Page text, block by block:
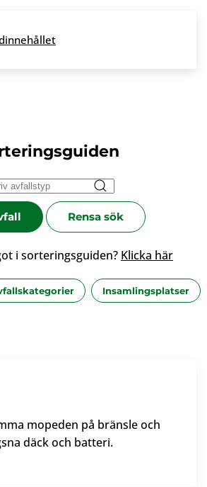
Rensa sök
i sorteringsguiden? Klicka här
Insamlingsplatser
mopeden på bränsle och
däck och batteri.